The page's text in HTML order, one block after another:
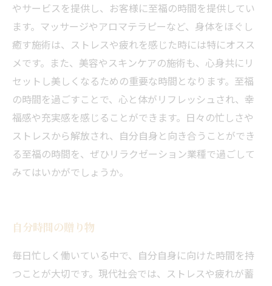
やサービスを提供し、お客様に至福の時間を提供してい
ます。マッサージやアロマテラピーなど、身体をほぐし
癒す施術は、ストレスや疲れを感じた時には特にオスス
メです。また、美容やスキンケアの施術も、心身共にリ
セットし美しくなるための重要な時間となります。至福
の時間を過ごすことで、心と体がリフレッシュされ、幸
福感や充実感を感じることができます。日々の忙しさや
ストレスから解放され、自分自身と向き合うことができ
る至福の時間を、ぜひリラクゼーション業種で過ごして
みてはいかがでしょうか。
自分時間の贈り物
毎日忙しく働いている中で、自分自身に向けた時間を持
つことが大切です。現代社会では、ストレスや疲れが蓄
当サロンの公式LINE@にお友達登録頂いたお客様は